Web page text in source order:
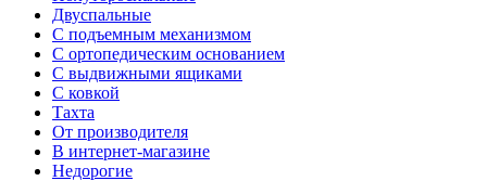
Двуспальные
С подъемным механизмом
С ортопедическим основанием
С выдвижными ящиками
С ковкой
Тахта
От производителя
В интернет-магазине
Недорогие